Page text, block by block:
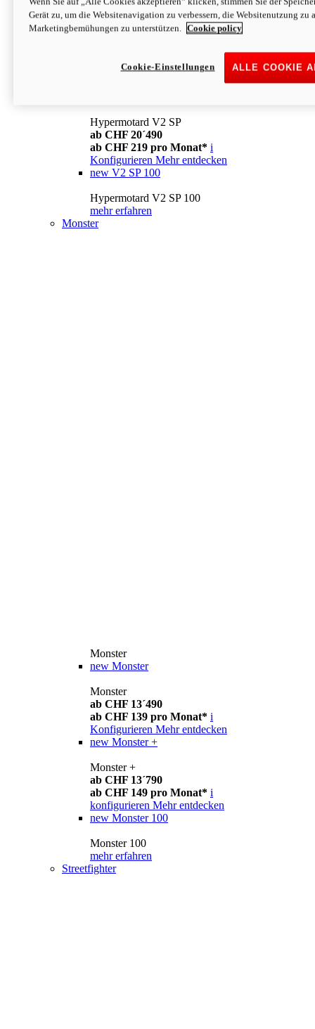
Konfigurieren Mehr entdecken
newV2
ab CHF 169 pro Monat* i
Mehr entdecken
Hypermotard V2 SP
ab CHF 20´490
ab CHF 219 pro Monat* i
Konfigurieren Mehr entdecken
new V2 SP 100
Hypermotard V2 SP 100
mehr erfahren
Monster
Monster
new Monster
Monster
ab CHF 13´490
ab CHF 139 pro Monat* i
Konfigurieren Mehr entdecken
new Monster +
Monster +
ab CHF 13´790
ab CHF 149 pro Monat* i
konfigurieren Mehr entdecken
new Monster 100
Monster 100
mehr erfahren
Streetfighter
Gerät zu, um die Websitenavigation zu verbessern, die Websitenutzung zu
Marketingbemühungen zu unterstützen.
Cookie policy
ALLE COOKIE
Cookie-Einstellungen